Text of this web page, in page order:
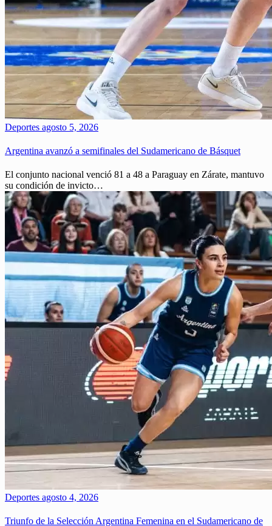
Deportes agosto 5, 2026
Argentina avanzó a semifinales del Sudamericano de Básquet
El conjunto nacional venció 81 a 48 a Paraguay en Zárate, mantuvo
su condición de invicto…
Deportes agosto 4, 2026
Triunfo de la Selección Argentina Femenina en el Sudamericano de